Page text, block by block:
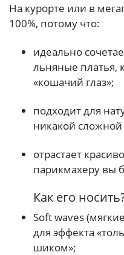
На курорте или в
100%, потому что:
идеально
льняные платья,
«кошачий глаз»;
подходит для
никакой сложной
отрастает
парикмахеру вы
Как его
Soft waves
для эффекта
шиком»;